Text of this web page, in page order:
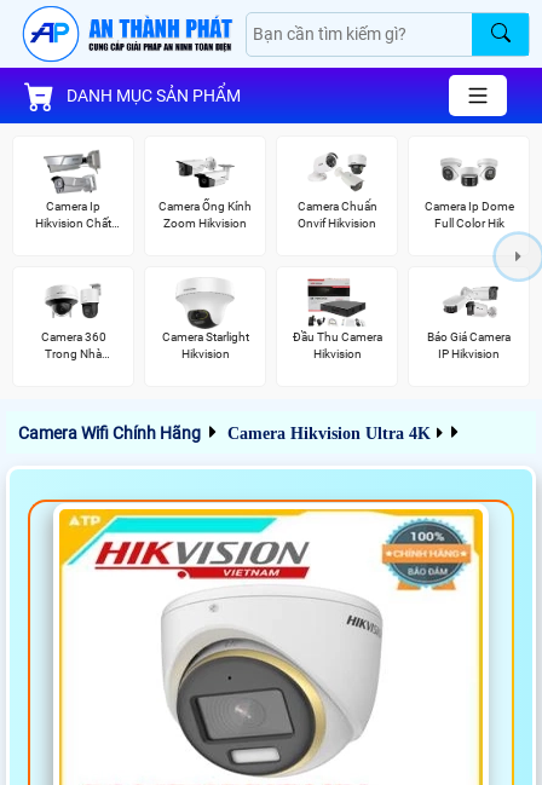
DANH MỤC SẢN PHẨM
Camera Ip
Hikvision Chất
Camera Ống Kính
Zoom Hikvision
Camera Chuẩn
Onvif Hikvision
Camera Ip Dome
Full Color Hik
Camera 360
Trong Nhà
Camera Starlight
Hikvision
Đầu Thu Camera
Hikvision
Báo Giá Camera
IP Hikvision
Camera Wifi Chính Hãng Camera Hikvision Ultra 4K